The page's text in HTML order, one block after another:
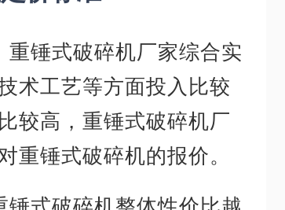
锤式破碎机厂家综合实
术工艺等方面投入比较
较高，重锤式破碎机厂
重锤式破碎机的报价。